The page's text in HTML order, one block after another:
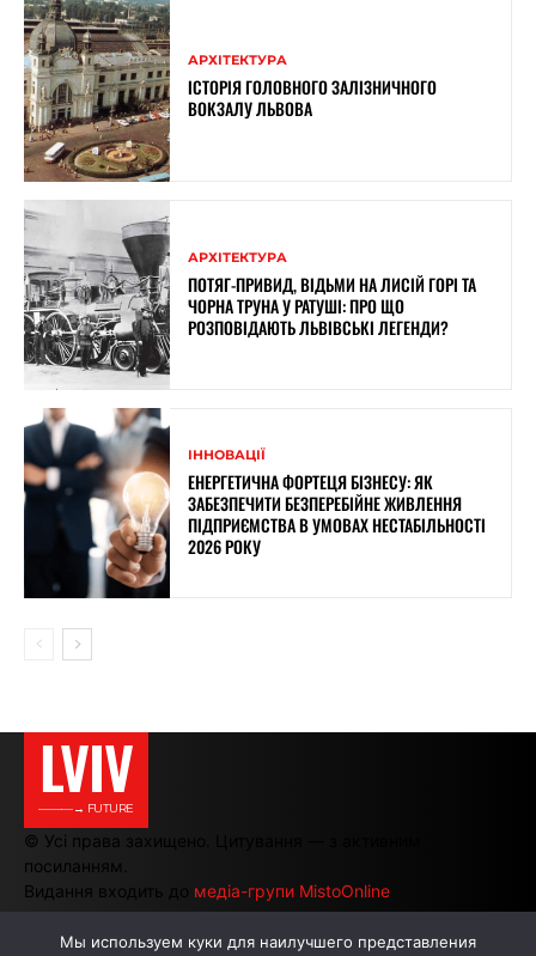
АРХІТЕКТУРА
ІСТОРІЯ ГОЛОВНОГО ЗАЛІЗНИЧНОГО
ВОКЗАЛУ ЛЬВОВА
АРХІТЕКТУРА
ПОТЯГ-ПРИВИД, ВІДЬМИ НА ЛИСІЙ ГОРІ ТА
ЧОРНА ТРУНА У РАТУШІ: ПРО ЩО
РОЗПОВІДАЮТЬ ЛЬВІВСЬКІ ЛЕГЕНДИ?
ІННОВАЦІЇ
ЕНЕРГЕТИЧНА ФОРТЕЦЯ БІЗНЕСУ: ЯК
ЗАБЕЗПЕЧИТИ БЕЗПЕРЕБІЙНЕ ЖИВЛЕННЯ
ПІДПРИЄМСТВА В УМОВАХ НЕСТАБІЛЬНОСТІ
2026 РОКУ
LVIV
———→ FUTURE
© Усі права захищено. Цитування — з активним
посиланням.
Видання входить до медіа-групи MistoOnline
Мы используем куки для наилучшего представления